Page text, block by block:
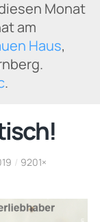
Monat
am
Haus,
.
/ 9201×